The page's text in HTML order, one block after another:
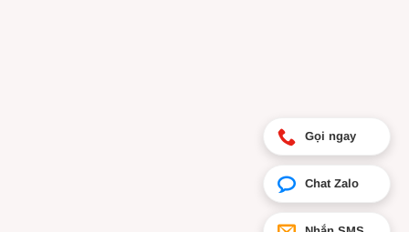
Gọi ngay
Chat Zalo